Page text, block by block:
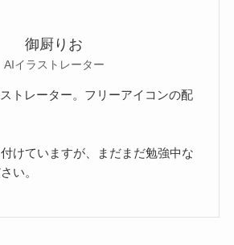
御厨りお
AIイラストレーター
トレーター。フリーアイコンの配
けていますが、まだまだ勉強中な
い。